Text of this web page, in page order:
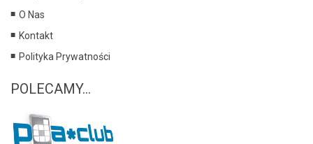
O Nas
Kontakt
Polityka Prywatności
POLECAMY...